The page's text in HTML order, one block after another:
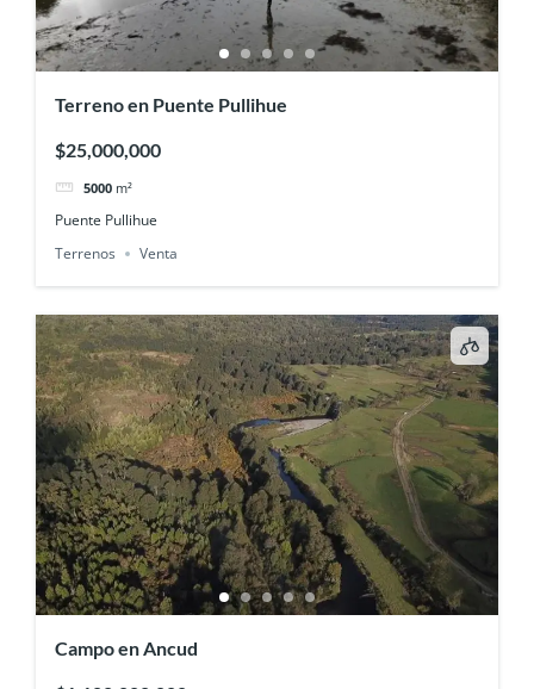
Terreno en Puente Pullihue
$25,000,000
5000 m²
Puente Pullihue
Terrenos
Venta
Campo en Ancud